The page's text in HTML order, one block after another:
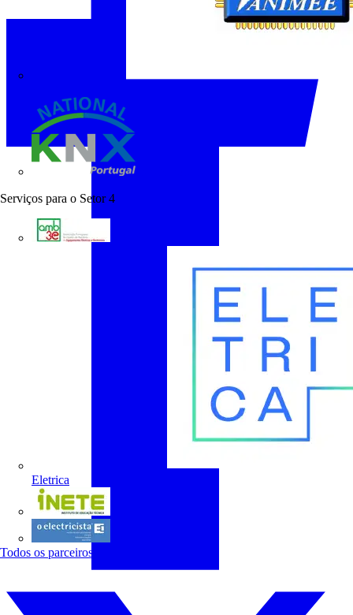
Serviços para o Setor 4
Eletrica
Todos os parceiros